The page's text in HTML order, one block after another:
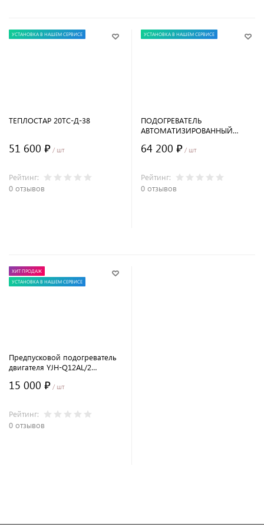
УСТАНОВКА В НАШЕМ СЕРВИСЕ
ТЕПЛОСТАР 20ТС-Д-38
51 600 ₽ / шт
Рейтинг:
0 отзывов
УСТАНОВКА В НАШЕМ СЕРВИСЕ
ПОДОГРЕВАТЕЛЬ
АВТОМАТИЗИРОВАННЫЙ
GP-АВТ ДИЗЕЛЬНЫЙ
64 200 ₽ / шт
Рейтинг:
0 отзывов
ХИТ ПРОДАЖ
УСТАНОВКА В НАШЕМ СЕРВИСЕ
Предпусковой подогреватель
двигателя YJH-Q12AL/2
15 000 ₽ / шт
Рейтинг:
0 отзывов